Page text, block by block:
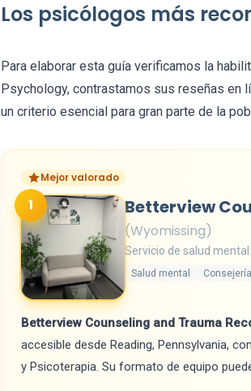
Los psicólogos más
Para elaborar esta guía verificamos la
Psychology, contrastamos sus reseñas en
un criterio esencial para gran parte de la
Mejor valorado
1 Betterview
(Wyomissing)
Servicio de salud mental
Salud mental Consejería
Betterview Counseling and Trauma
accesible desde Reading, Pennsylvania,
y Psicoterapia. Su formato de equipo